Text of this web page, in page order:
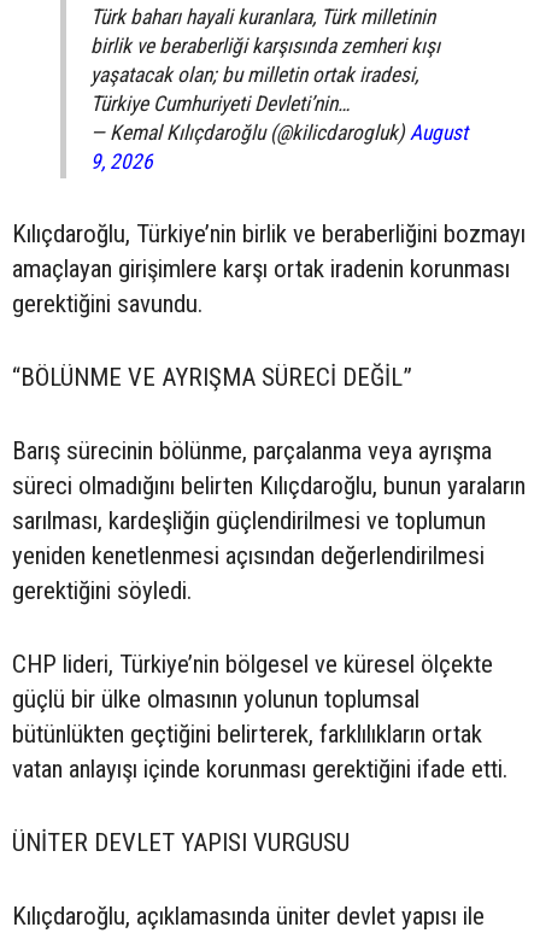
Türk baharı hayali kuranlara, Türk milletinin
birlik ve beraberliği karşısında zemheri kışı
yaşatacak olan; bu milletin ortak iradesi,
Türkiye Cumhuriyeti Devleti’nin…
— Kemal Kılıçdaroğlu (@kilicdarogluk)August
9, 2026
Kılıçdaroğlu, Türkiye’nin birlik ve beraberliğini bozmayı
amaçlayan girişimlere karşı ortak iradenin korunması
gerektiğini savundu.
“BÖLÜNME VE AYRIŞMA SÜRECİ DEĞİL”
Barış sürecinin bölünme, parçalanma veya ayrışma
süreci olmadığını belirten Kılıçdaroğlu, bunun yaraların
sarılması, kardeşliğin güçlendirilmesi ve toplumun
yeniden kenetlenmesi açısından değerlendirilmesi
gerektiğini söyledi.
CHP lideri, Türkiye’nin bölgesel ve küresel ölçekte
güçlü bir ülke olmasının yolunun toplumsal
bütünlükten geçtiğini belirterek, farklılıkların ortak
vatan anlayışı içinde korunması gerektiğini ifade etti.
ÜNİTER DEVLET YAPISI VURGUSU
Kılıçdaroğlu, açıklamasında üniter devlet yapısı ile